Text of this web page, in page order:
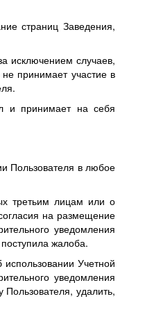
страниц Заведения,
исключением случаев,
принимает участие в
и принимает на себя
Пользователя в любое
третьим лицам или о
на размещение
уведомления
жалоба.
Учетной
уведомления
удалить,